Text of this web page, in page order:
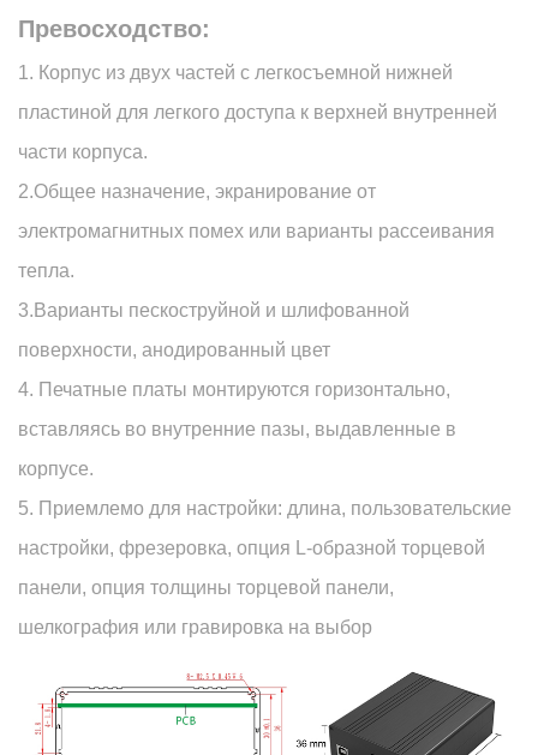
Превосходство:
1. Корпус из двух частей с легкосъемной нижней
пластиной для легкого доступа к верхней внутренней
части корпуса.
2.Общее назначение, экранирование от
электромагнитных помех или варианты рассеивания
тепла.
3.Варианты пескоструйной и шлифованной
поверхности, анодированный цвет
4. Печатные платы монтируются горизонтально,
вставляясь во внутренние пазы, выдавленные в
корпусе.
5. Приемлемо для настройки: длина, пользовательские
настройки, фрезеровка, опция L-образной торцевой
панели, опция толщины торцевой панели,
шелкография или гравировка на выбор